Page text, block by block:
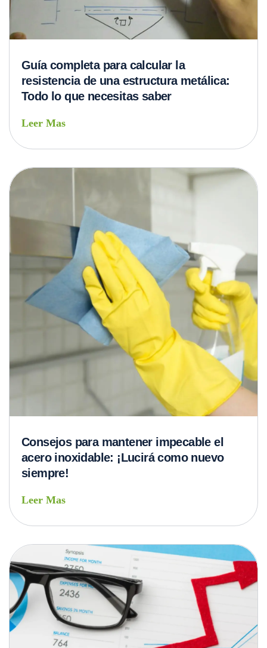
Guía completa para calcular la
resistencia de una estructura metálica:
Todo lo que necesitas saber
Leer Mas
Consejos para mantener impecable el
acero inoxidable: ¡Lucirá como nuevo
siempre!
Leer Mas